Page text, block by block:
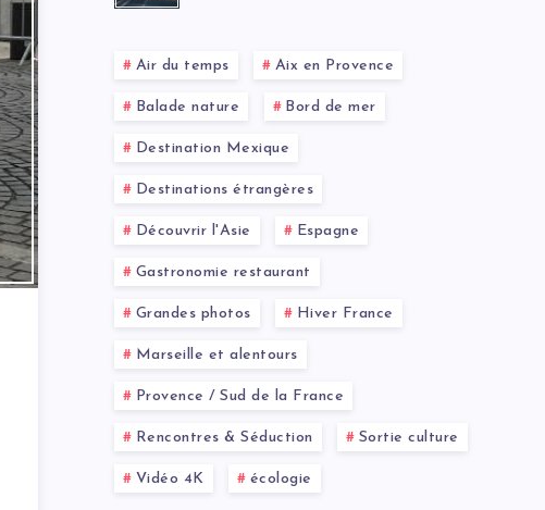
Air du temps Aix en Provence
Balade nature Bord de mer
Destination Mexique
Destinations étrangères
Découvrir l'Asie Espagne
Gastronomie restaurant
Grandes photos Hiver France
Marseille et alentours
Provence / Sud de la France
Rencontres & Séduction Sortie culture
Vidéo 4K écologie